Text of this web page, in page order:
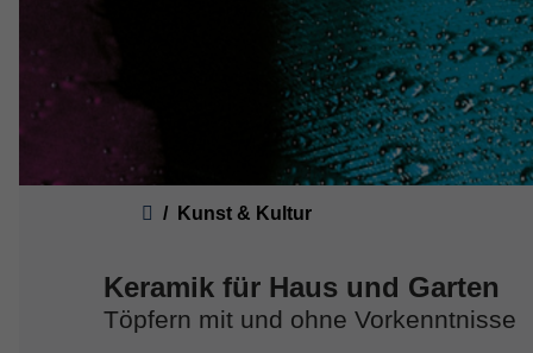
Kunst & Kultur
Keramik für Haus und Garten
Töpfern mit und ohne Vorkenntnisse